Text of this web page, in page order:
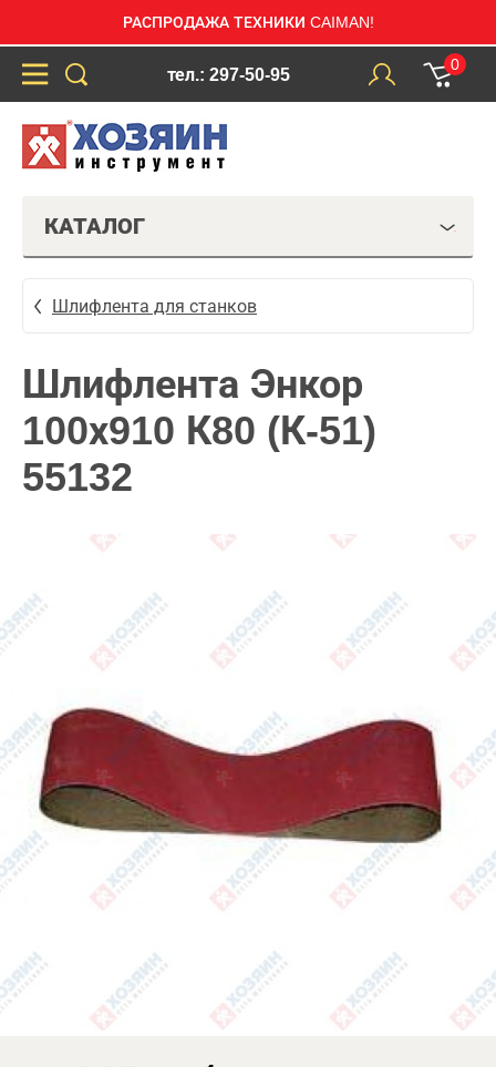
РАСПРОДАЖА ТЕХНИКИ CAIMAN!
тел.: 297-50-95
0
КАТАЛОГ
Шлифлента для станков
Шлифлента Энкор
100х910 К80 (К-51)
55132